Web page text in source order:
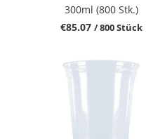
300ml (800 Stk.)
€85.07 / 800 Stück